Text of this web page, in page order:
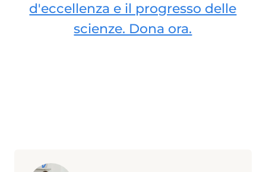
d'eccellenza e il progresso delle
scienze. Dona ora.